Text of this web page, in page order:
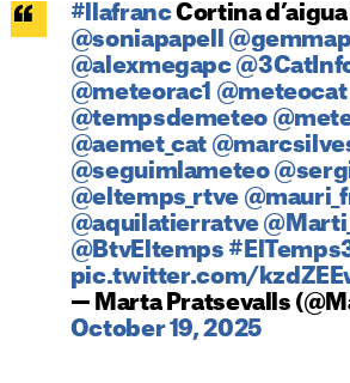
#llafrancCortina
@soniapapell
@alexmegapc
@meteorac1 @meteocat
@tempsdemeteo
@aemet_cat
@seguimlameteo
@eltemps_rtve
@aquilatierratve
@BtvEltemps
pic.twitter.com/
— Marta Pratsevalls
October 19, 2025